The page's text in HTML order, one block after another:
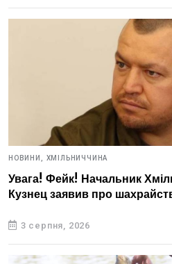
НОВИНИ, ХМІЛЬНИЧЧИНА
Увага! Фейк! Начальник
Кузнец заявив про
3 серпня, 2026